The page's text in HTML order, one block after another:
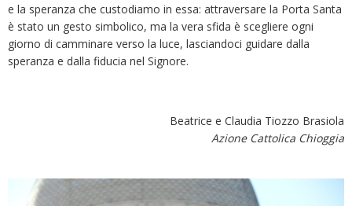
e la speranza che custodiamo in essa: attraversare la Porta Santa
è stato un gesto simbolico, ma la vera sfida è scegliere ogni
giorno di camminare verso la luce, lasciandoci guidare dalla
speranza e dalla fiducia nel Signore.
Beatrice e Claudia Tiozzo Brasiola
Azione Cattolica Chioggia